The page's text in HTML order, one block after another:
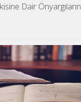
Dair Önyargıların